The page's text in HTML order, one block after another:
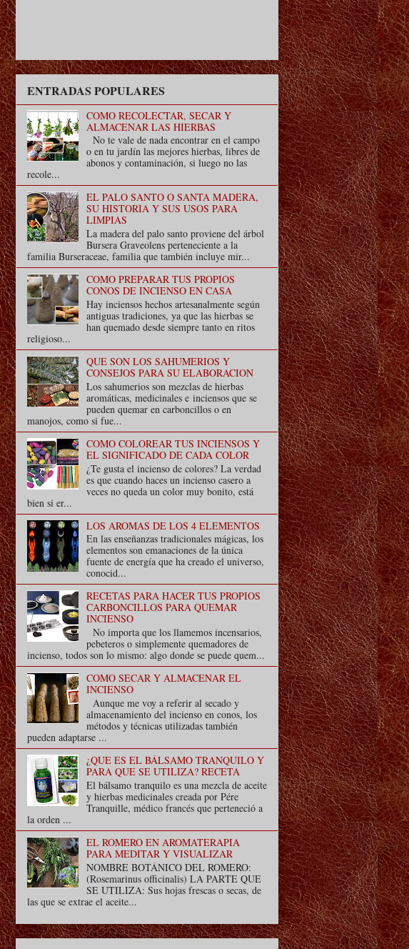
ENTRADAS POPULARES
COMO RECOLECTAR, SECAR Y
ALMACENAR LAS HIERBAS
No te vale de nada encontrar en el campo
o en tu jardín las mejores hierbas, libres de
abonos y contaminación, si luego no las
recole...
EL PALO SANTO O SANTA MADERA,
SU HISTORIA Y SUS USOS PARA
LIMPIAS
La madera del palo santo proviene del árbol
Bursera Graveolens perteneciente a la
familia Burseraceae, familia que también incluye mir...
COMO PREPARAR TUS PROPIOS
CONOS DE INCIENSO EN CASA
Hay inciensos hechos artesanalmente según
antiguas tradiciones, ya que las hierbas se
han quemado desde siempre tanto en ritos
religioso...
QUE SON LOS SAHUMERIOS Y
CONSEJOS PARA SU ELABORACION
Los sahumerios son mezclas de hierbas
aromáticas, medicinales e inciensos que se
pueden quemar en carboncillos o en
manojos, como si fue...
COMO COLOREAR TUS INCIENSOS Y
EL SIGNIFICADO DE CADA COLOR
¿Te gusta el incienso de colores? La verdad
es que cuando haces un incienso casero a
veces no queda un color muy bonito, está
bien si er...
LOS AROMAS DE LOS 4 ELEMENTOS
En las enseñanzas tradicionales mágicas, los
elementos son emanaciones de la única
fuente de energía que ha creado el universo,
conocid...
RECETAS PARA HACER TUS PROPIOS
CARBONCILLOS PARA QUEMAR
INCIENSO
No importa que los llamemos incensarios,
pebeteros o simplemente quemadores de
incienso, todos son lo mismo: algo donde se puede quem...
COMO SECAR Y ALMACENAR EL
INCIENSO
Aunque me voy a referir al secado y
almacenamiento del incienso en conos, los
métodos y técnicas utilizadas también
pueden adaptarse ...
¿QUE ES EL BÁLSAMO TRANQUILO Y
PARA QUE SE UTILIZA? RECETA
El bálsamo tranquilo es una mezcla de aceite
y hierbas medicinales creada por Pére
Tranquille, médico francés que perteneció a
la orden ...
EL ROMERO EN AROMATERAPIA
PARA MEDITAR Y VISUALIZAR
NOMBRE BOTÁNICO DEL ROMERO:
(Rosemarinus officinalis) LA PARTE QUE
SE UTILIZA: Sus hojas frescas o secas, de
las que se extrae el aceite...